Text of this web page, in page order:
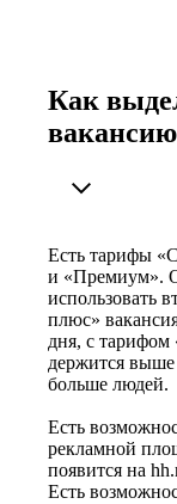
Как
Есть тарифы
и «Премиум».
использовать
плюс»
дня, с
держится выше
больше людей.
Есть
рекламной
появится на
Есть